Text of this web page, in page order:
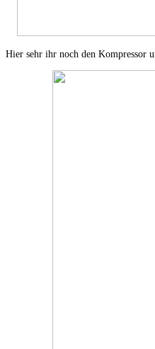
Hier sehr ihr noch den Kompressor